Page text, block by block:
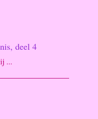
deel 4
...